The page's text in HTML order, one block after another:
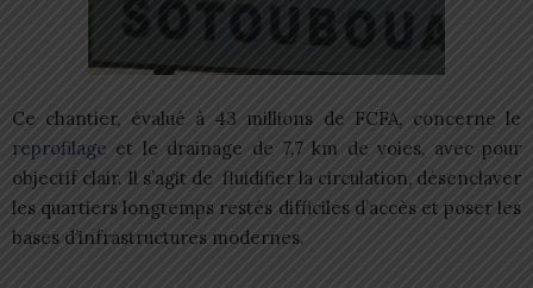
Ce chantier, évalué à 43 millions de FCFA, concerne le
reprofilage et le drainage de 7,7 km de voies, avec pour
objectif clair. Il s’agit de fluidifier la circulation, désenclaver
les quartiers longtemps restés difficiles d’accès et poser les
bases d’infrastructures modernes.